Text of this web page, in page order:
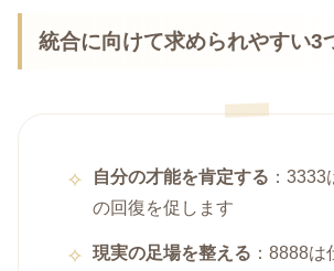
統合に向けて求められやすい3
自分の才能を肯定する ：
の回復を促します
現実の足場を整える ：8888は